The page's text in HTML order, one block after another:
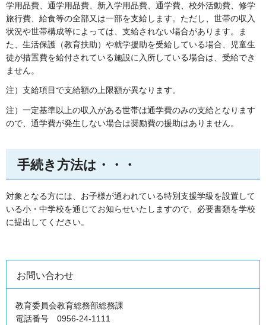
学用品費、通学用品費、新入学用品費、通学費、校外活動費、修学
旅行費、給食等の全部又は一部を支給します。ただし、世帯の収入
状況や世帯構成等によっては、支給されない場合があります。ま
た、生活保護（教育扶助）や就学援助を受給している場合、児童生
徒が措置費を給付されている施設に入所している場合は、受給でき
ません。
注）支給項目で支給額の上限額が異なります。
注）一定基準以上の収入がある世帯は通学費のみの支給となります
ので、通学費が発生しない場合は奨励費の援助はありません。
手続き方法は・・・
対象となる方には、お子様が通われている特別支援学級を設置して
いる小・中学校を通じてお知らせいたしますので、必要書類を学校
に提出してください。
お問い合わせ
教育委員会教育総務部総務課
電話番号 0956-24-1111